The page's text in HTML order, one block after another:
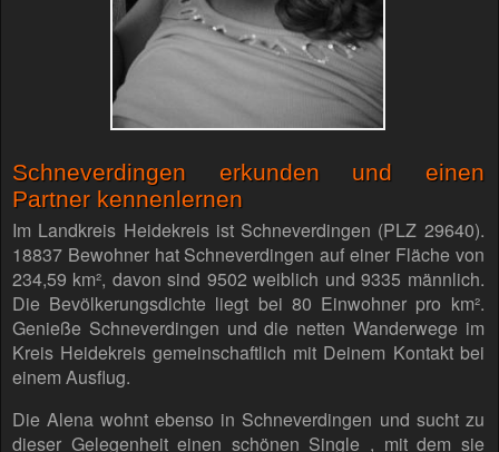
Schneverdingen erkunden und einen
Partner kennenlernen
Im Landkreis Heidekreis ist Schneverdingen (PLZ 29640).
18837 Bewohner hat Schneverdingen auf einer Fläche von
234,59 km², davon sind 9502 weiblich und 9335 männlich.
Die Bevölkerungsdichte liegt bei 80 Einwohner pro km².
Genieße Schneverdingen und die netten Wanderwege im
Kreis Heidekreis gemeinschaftlich mit Deinem Kontakt bei
einem Ausflug.
Die Alena wohnt ebenso in Schneverdingen und sucht zu
dieser Gelegenheit einen schönen Single , mit dem sie